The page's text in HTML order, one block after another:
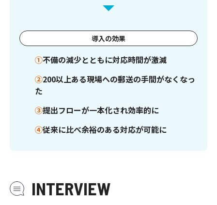
導入の効果
①不備の減少とともに対応時間が激減
②200以上ある現場への郵送の手間がなくなっ
た
③提出フローが一本化され効率的に
④従来に比べ余裕のある対応が可能に
INTERVIEW